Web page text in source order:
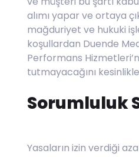
alımı yapar ve ortaya
mağduriyet ve hukuki
koşullardan Duende
Performans
tutmayacağını
Sorumluluk
Yasaların izin verdiği